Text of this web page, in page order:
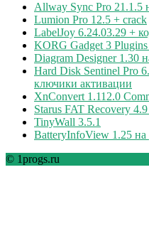
Allway Sync Pro 21.1.5
Lumion Pro 12.5 + crack
LabelJoy 6.24.03.29 +
KORG Gadget 3
Diagram Designer 1.30
Hard Disk Sentinel Pro
ключики активации
XnConvert 1.112.0
Starus FAT Recovery
TinyWall 3.5.1
BatteryInfoView 1.25 на
© 1progs.ru